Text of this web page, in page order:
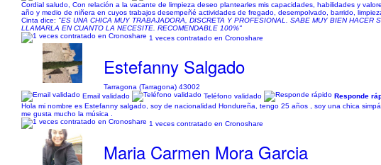
Cordial saludo, Con relación a la vacante de limpieza deseo plantearles mis capacidades, habilidades y
año y medio de niñera en cuyos trabajos desempeñé actividades de fregado, desempolvado, barrido,
Cinta dice: "ES UNA CHICA MUY TRABAJADORA, DISCRETA Y PROFESIONAL. SABE MUY BIEN
LLAMARLA EN CUANTO LA NECESITE. RECOMENDABLE 100%"
1 veces contratado en Cronoshare
Estefanny Salgado
Tarragona (Tarragona) 43002
Email validado
Teléfono validado
Responde
Hola mi nombre es Estefanny salgado, soy de nacionalidad Hondureña, tengo 25 años , soy una chica
me gusta mucho la música .
1 veces contratado en Cronoshare
Maria Carmen Mora Garcia